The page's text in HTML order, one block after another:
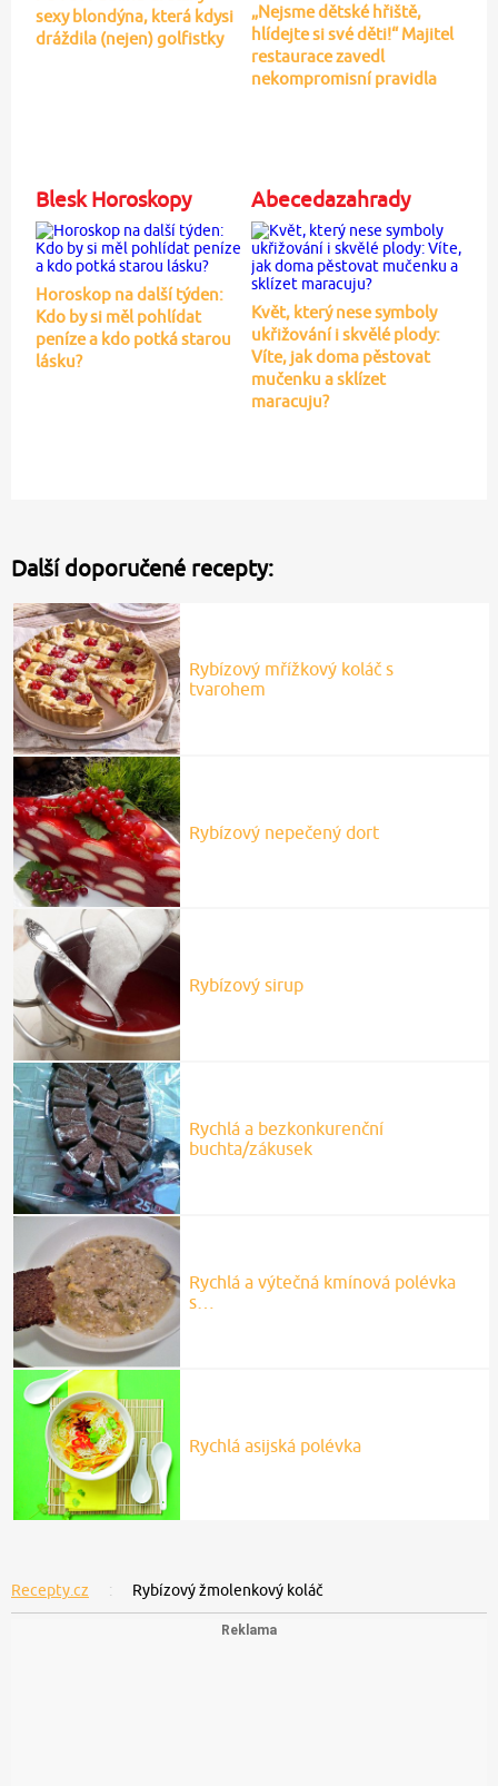
sexy blondýna, která kdysi
dráždila (nejen) golfistky
„Nejsme dětské hřiště,
hlídejte si své děti!“ Majitel
restaurace zavedl
nekompromisní pravidla
Blesk Horoskopy
Horoskop na další týden:
Kdo by si měl pohlídat
peníze a kdo potká starou
lásku?
Abecedazahrady
Květ, který nese symboly
ukřižování i skvělé plody:
Víte, jak doma pěstovat
mučenku a sklízet
maracuju?
Další doporučené recepty:
Rybízový mřížkový koláč s
tvarohem
Rybízový nepečený dort
Rybízový sirup
Rychlá a bezkonkurenční
buchta/zákusek
Rychlá a výtečná kmínová polévka
s…
Rychlá asijská polévka
Recepty.cz Rybízový žmolenkový koláč